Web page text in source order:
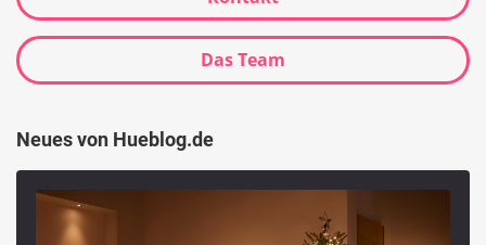
Das Team
Neues von Hueblog.de